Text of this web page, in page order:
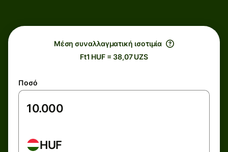
Μέση συναλλαγματική ισοτιμία
Ft1 HUF = 38,07 UZS
Ποσό
HUF